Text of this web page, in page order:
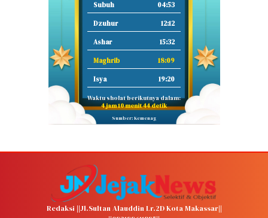
Subuh 04:53
Dzuhur 12:12
Ashar 15:32
Maghrib 18:09
Isya 19:20
Waktu sholat berikutnya dalam:
4 jam 10 menit 43 detik
Sumber: Kemenag
Redaksi ||Jl.Sultan Alauddin Lr.2D Kota Makassar||